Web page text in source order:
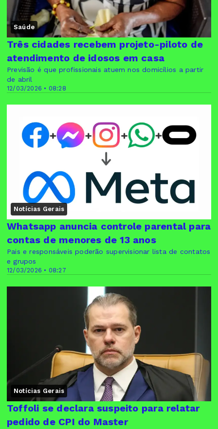
Saúde
12/03/2026 • 08:28
Três cidades recebem projeto-piloto de
atendimento de idosos em casa
Previsão é que profissionais atuem nos domicílios a partir
de abril
Notícias Gerais
12/03/2026 • 08:27
Whatsapp anuncia controle parental para
contas de menores de 13 anos
Pais e responsáveis poderão supervisionar lista de contatos
e grupos
Notícias Gerais
Toffoli se declara suspeito para relatar
pedido de CPI do Master